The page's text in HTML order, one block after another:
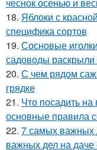
18. Яблоки с
специфика сортов
19. Сосновые
садоводы
20. С чем рядом
грядке
21. Что посадить
основные правила
22. 7 самых важных
важных дел на